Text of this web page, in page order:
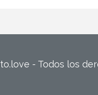
- Todos los